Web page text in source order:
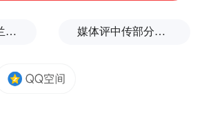
青海拉面告别“兰州拉面”，借来的IP终要还 媒体评中传部分专业取消艺考：文艺圈终于不纵容“没文化”了